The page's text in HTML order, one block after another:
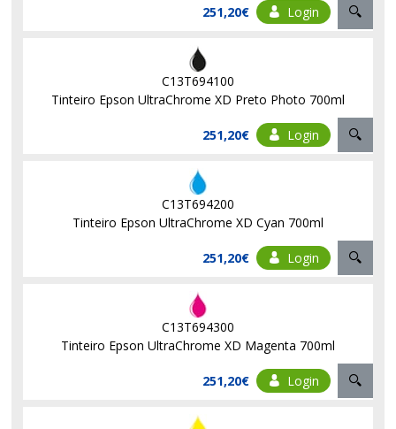
251,20€ Login
C13T694100
Tinteiro Epson UltraChrome XD Preto Photo 700ml
251,20€ Login
C13T694200
Tinteiro Epson UltraChrome XD Cyan 700ml
251,20€ Login
C13T694300
Tinteiro Epson UltraChrome XD Magenta 700ml
251,20€ Login